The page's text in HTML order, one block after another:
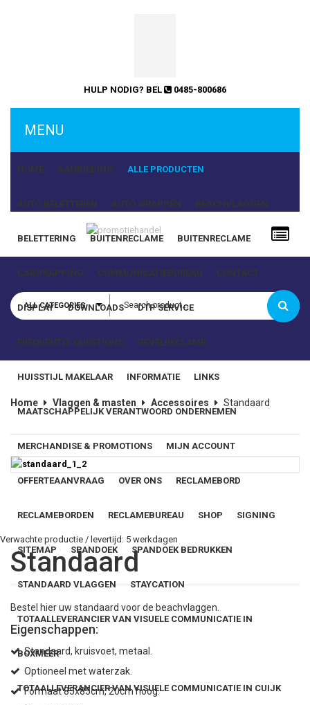
HULP NODIG? BEL 0485-800686
MENU
HOME AANBIEDING ALLE PRODUCTEN
AUTO BELETTEREN AUTO WRAPPEN BEACHVLAGGEN
BELETTERING BUITENRECLAME BUITENRECLAME
CARWRAPPING COMMUNICATIEBUREAU CONTACT
DISPLAY DOWNLOADS DTP SERVICE
FREQUENTLY QUESTIONS GEVELRECLAME
HUISSTIJL MAKELAAR INFORMATIE LINKS
MAATSCHAPPELIJK VERANTWOORD ONDERNEMEN
MERCHANDISE & PROMOTIONS MIJN ACCOUNT
OFFERTEAANVRAAG OVER ONS RECLAMEBORD
RECLAMEBORDEN RECLAMEBUREAU SHOP SIGNING
SITEMAP SPANDOEK SPANDOEK BEDRUKKEN
STANDAARD VLAGGEN STAYCATION
TOTAALLEVERANCIER VAN VISUELE COMMUNICATIE IN
BOXMEER
TOTAALLEVERANCIER VAN VISUELE COMMUNICATIE IN CUIJK
Wachtwoord
Wachtwoord vergeten?
ALL CATEGORIES
Home Vlaggen & masten Accessoires Standaard
Verwachte productie / levertijd: 5 werkdagen
Standaard
Bestel hier uw standaard voor de beachvlaggen.
Eigenschappen:
Standaard, kruisvoet, metaal.
Optioneel met waterzak.
Formaat 85x85cm, 20cm hoog.